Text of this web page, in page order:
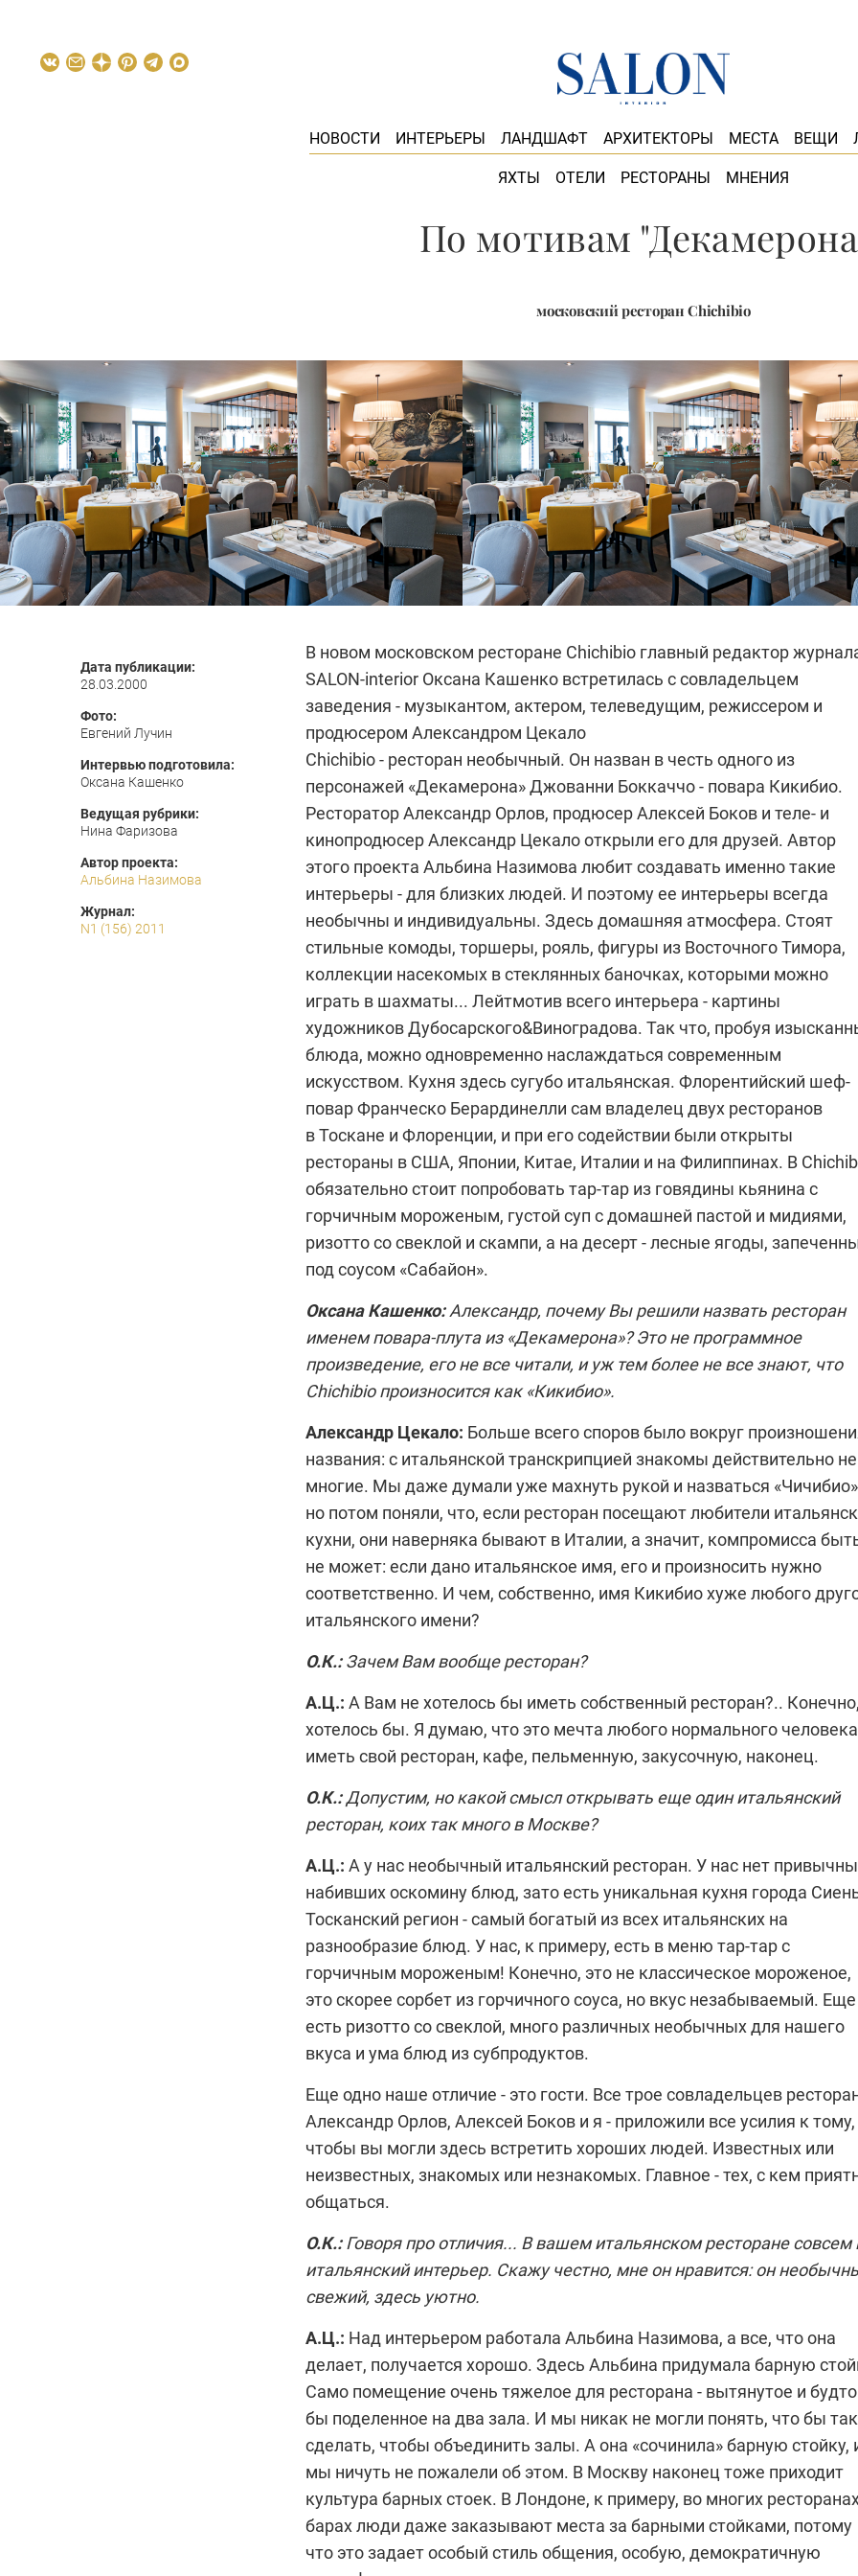
НОВОСТИ ИНТЕРЬЕРЫ ЛАНДШАФТ АРХИТЕКТОРЫ МЕСТА ВЕЩИ
ЯХТЫ ОТЕЛИ РЕСТОРАНЫ МНЕНИЯ
По мотивам
московский ресторан Chichibio
Дата публикации:
28.03.2000
Фото:
Евгений Лучин
Интервью подготовила:
Оксана Кашенко
Ведущая рубрики:
Нина Фаризова
Автор проекта:
Альбина Назимова
Журнал:
N1 (156) 2011
В новом московском ресторане Сhichibio главный редактор
SALON-interior Оксана Кашенко встретилась с совладельцем
заведения - музыкантом, актером, телеведущим, режиссером и
продюсером Александром Цекало
Chichibio - ресторан необычный. Он назван в честь одного из
персонажей «Декамерона» Джованни Боккаччо - повара Кикибио.
Ресторатор Александр Орлов, продюсер Алексей Боков и теле- и
кинопродюсер Александр Цекало открыли его для друзей. Автор
этого проекта Альбина Назимова любит создавать именно такие
интерьеры - для близких людей. И поэтому ее интерьеры всегда
необычны и индивидуальны. Здесь домашняя атмосфера. Стоят
стильные комоды, торшеры, рояль, фигуры из Восточного Тимора,
коллекции насекомых в стеклянных баночках, которыми можно
играть в шахматы... Лейтмотив всего интерьера - картины
художников Дубосарского&Виноградова. Так что, пробуя
блюда, можно одновременно наслаждаться современным
искусством. Кухня здесь сугубо итальянская. Флорентийский шеф-
повар Франческо Берардинелли сам владелец двух ресторанов
в Тоскане и Флоренции, и при его содействии были открыты
рестораны в США, Японии, Китае, Италии и на Филиппинах. В
обязательно стоит попробовать тар-тар из говядины кьянина с
горчичным мороженым, густой суп с домашней пастой и мидиями,
ризотто со свеклой и скампи, а на десерт - лесные ягоды,
под соусом «Сабайон».
Оксана Кашенко:Александр, почему Вы решили назвать ресторан
именем повара-плута из «Декамерона»? Это не программное
произведение, его не все читали, и уж тем более не все знают, что
Chichibio произносится как «Кикибио».
Александр Цекало: Больше всего споров было вокруг
названия: с итальянской транскрипцией знакомы действительно не
многие. Мы даже думали уже махнуть рукой и назваться
но потом поняли, что, если ресторан посещают любители
кухни, они наверняка бывают в Италии, а значит, компромисса
не может: если дано итальянское имя, его и произносить нужно
соответственно. И чем, собственно, имя Кикибио хуже любого
итальянского имени?
О.К.:Зачем Вам вообще ресторан?
А.Ц.: А Вам не хотелось бы иметь собственный ресторан?.. Конечно,
хотелось бы. Я думаю, что это мечта любого нормального
иметь свой ресторан, кафе, пельменную, закусочную, наконец.
О.К.:Допустим, но какой смысл открывать еще один итальянский
ресторан, коих так много в Москве?
А.Ц.: А у нас необычный итальянский ресторан. У нас нет
набивших оскомину блюд, зато есть уникальная кухня города
Тосканский регион - самый богатый из всех итальянских на
разнообразие блюд. У нас, к примеру, есть в меню тар-тар с
горчичным мороженым! Конечно, это не классическое мороженое,
это скорее сорбет из горчичного соуса, но вкус незабываемый. Еще
есть ризотто со свеклой, много различных необычных для нашего
вкуса и ума блюд из субпродуктов.
Еще одно наше отличие - это гости. Все трое совладельцев
Александр Орлов, Алексей Боков и я - приложили все усилия к тому,
чтобы вы могли здесь встретить хороших людей. Известных или
неизвестных, знакомых или незнакомых. Главное - тех, с кем
общаться.
О.К.: Говоря про отличия... В вашем итальянском ресторане совсем
итальянский интерьер. Скажу честно, мне он нравится: он
свежий, здесь уютно.
А.Ц.: Над интерьером работала Альбина Назимова, а все, что она
делает, получается хорошо. Здесь Альбина придумала барную
Само помещение очень тяжелое для ресторана - вытянутое и будто
бы поделенное на два зала. И мы никак не могли понять, что бы
сделать, чтобы объединить залы. А она «сочинила» барную стойку,
мы ничуть не пожалели об этом. В Москву наконец тоже приходит
культура барных стоек. В Лондоне, к примеру, во многих
барах люди даже заказывают места за барными стойками, потому
что это задает особый стиль общения, особую, демократичную